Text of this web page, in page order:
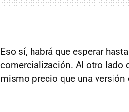
Eso sí, habrá que esperar
comercialización. Al otro lado
mismo precio que una